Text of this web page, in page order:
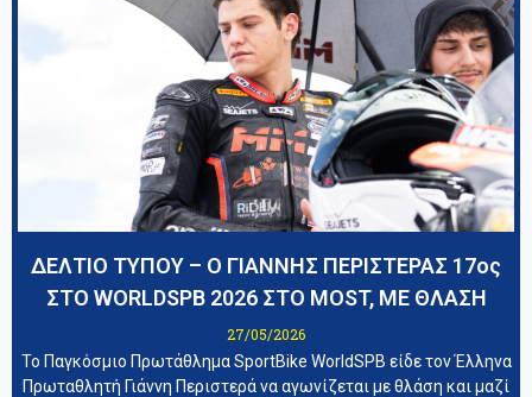
ΔΕΛΤΙΟ ΤΥΠΟΥ – Ο ΓΙΑΝΝΗΣ ΠΕΡΙΣΤΕΡΑΣ 17ος
ΣΤΟ WORLDSPB 2026 ΣΤΟ MOST, ΜΕ ΘΛΑΣΗ
27/05/2026
Το Παγκόσμιο Πρωτάθλημα SportBike WorldSPB είδε τον Έλληνα
Πρωταθλητή Γιάννη Περιστερά να αγωνίζεται με θλάση και μαζί